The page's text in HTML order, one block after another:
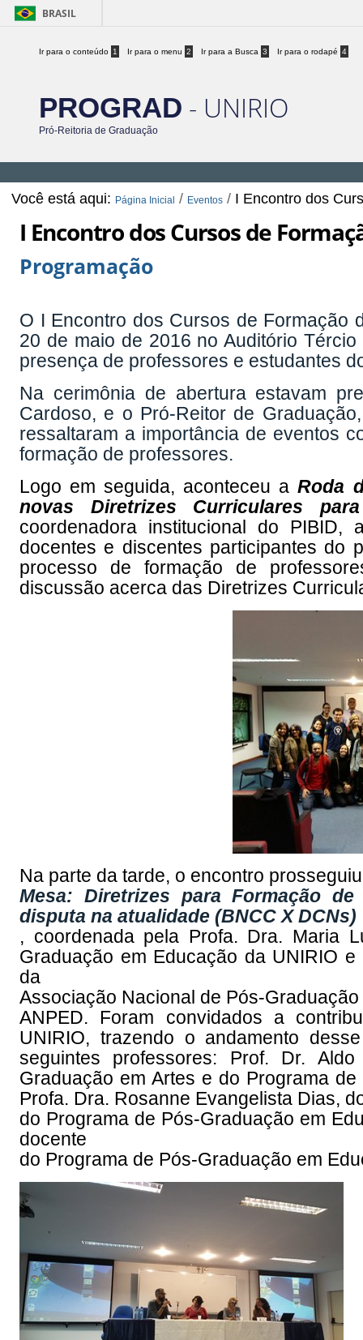
BRASIL
Ir para o conteúdo 1 Ir para o menu 2 Ir para a Busca 3 Ir para o rodapé 4
PROGRAD - UNIRIO
Pró-Reitoria de Graduação
Você está aqui: Página Inicial / Eventos / I Encontro dos
I Encontro dos Cursos de
Programação
O I Encontro dos Cursos de Formação
20 de maio de 2016 no Auditório
presença de professores e estudantes
Na cerimônia de abertura estavam
Cardoso, e o Pró-Reitor de
ressaltaram a importância de eventos
formação de professores.
Logo em seguida, aconteceu aRoda
novas Diretrizes Curriculares
coordenadora institucional do
docentes e discentes participantes do
processo de formação de
discussão acerca das Diretrizes
Na parte da tarde, o encontro
Mesa: Diretrizes para Formação
disputa na atualidade (BNCC X DCNs)
, coordenada pela Profa. Dra. Maria
Graduação em Educação da UNIRIO
da
Associação Nacional de Pós-
ANPED. Foram convidados a
UNIRIO, trazendo o andamento
seguintes professores: Prof. Dr.
Graduação em Artes e do Programa
Profa. Dra. Rosanne Evangelista Dias,
do Programa de Pós-Graduação em
docente
do Programa de Pós-Graduação em